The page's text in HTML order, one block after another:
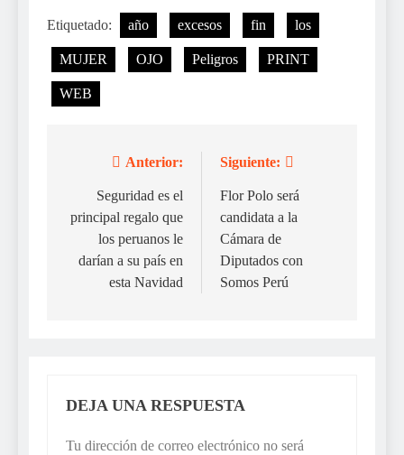
Etiquetado: año excesos fin los
MUJER OJO Peligros PRINT
WEB
Navegación
entradas
Anterior:
Seguridad es el
principal regalo que
los peruanos le
darían a su país en
esta Navidad
Siguiente:
Flor Polo será
candidata a la
Cámara de
Diputados con
Somos Perú
DEJA UNA RESPUESTA
Tu dirección de correo electrónico no será